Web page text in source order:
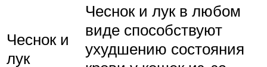
Чеснок и
лук
Чеснок и лук в любом
виде способствуют
ухудшению состояния